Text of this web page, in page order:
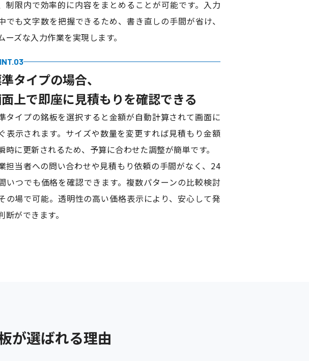
制限内で効率的に内容をまとめることが可能です。入力
でも文字数を把握できるため、書き直しの手間が省け、
ーズな入力作業を実現します。
タイプの場合、
上で即座に見積もりを確認できる
タイプの銘板を選択すると金額が自動計算されて画面に
表示されます。サイズや数量を変更すれば見積もり金額
時に更新されるため、予算に合わせた調整が簡単です。
担当者への問い合わせや見積もり依頼の手間がなく、24
いつでも価格を確認できます。複数パターンの比較検討
の場で可能。透明性の高い価格表示により、安心して発
断ができます。
が選ばれる理由